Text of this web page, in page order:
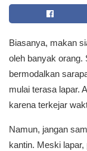
Biasanya, makan
oleh banyak orang.
bermodalkan
mulai terasa lapar.
karena terkejar
Namun, jangan
kantin. Meski